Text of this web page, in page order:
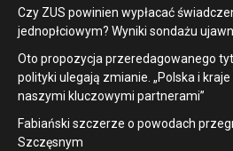
Czy ZUS powinien wypłacać
jednopłciowym? Wyniki sondażu
Oto propozycja przeredagowanego
polityki ulegają zmianie. „Polska i
naszymi kluczowymi partnerami”
Fabiański szczerze o powodach
Szczęsnym